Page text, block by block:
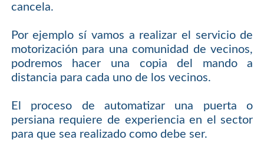
cancela.
Por ejemplo sí vamos a realizar el servicio de
motorización para una comunidad de vecinos,
podremos hacer una copia del mando a
distancia para cada uno de los vecinos.
El proceso de automatizar una puerta o
persiana requiere de experiencia en el sector
para que sea realizado como debe ser.